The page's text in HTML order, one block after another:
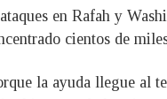
en Rafah y
cientos de
la ayuda llegue